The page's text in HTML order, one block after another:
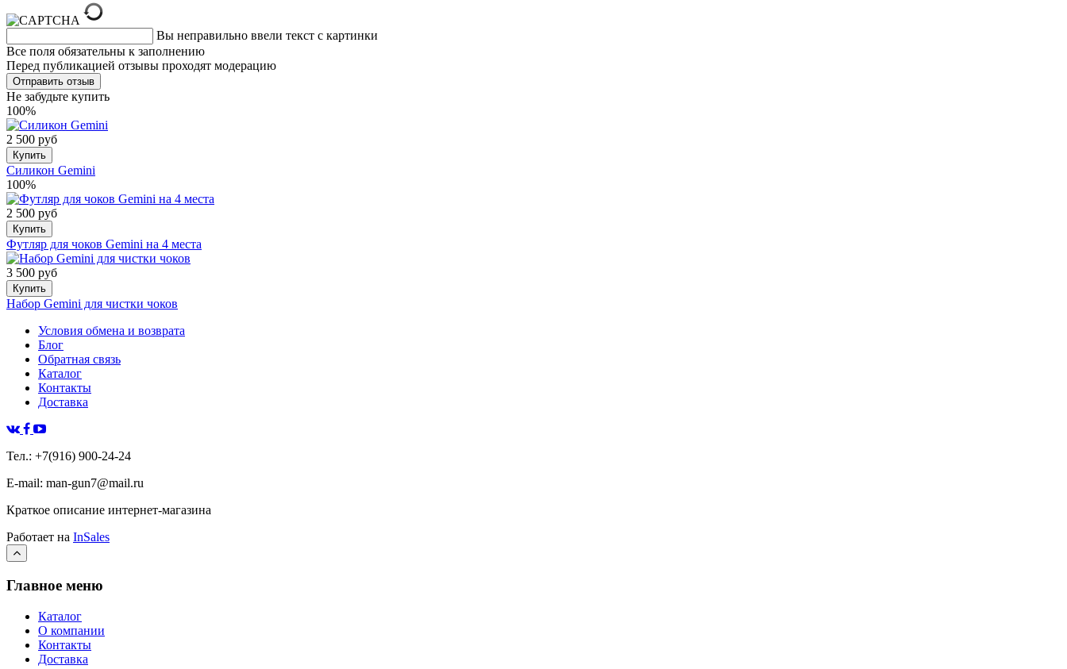
Вы неправильно ввели текст с картинки
Все поля обязательны к заполнению
Перед публикацией отзывы проходят модерацию
Не забудьте купить
100%
2 500 руб
Купить
Силикон Gemini
100%
2 500 руб
Купить
Футляр для чоков Gemini на 4 места
3 500 руб
Купить
Набор Gemini для чистки чоков
Условия обмена и возврата
Блог
Обратная связь
Каталог
Контакты
Доставка
Тел.: +7(916) 900-24-24
E-mail: man-gun7@mail.ru
Краткое описание интернет-магазина
Работает на InSales
Главное меню
Каталог
О компании
Контакты
Доставка